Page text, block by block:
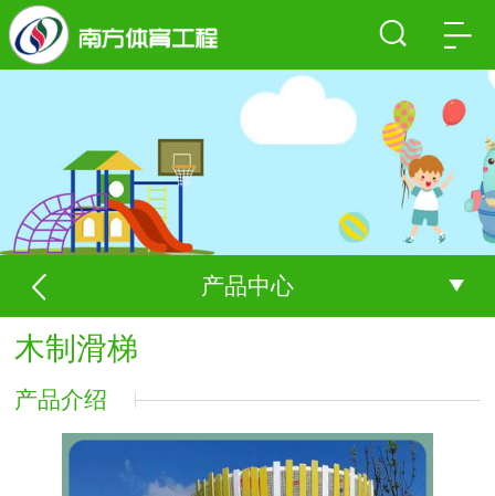
产品中心
木制滑梯
产品介绍